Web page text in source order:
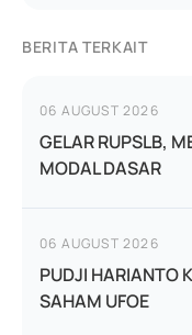
BERITA TERKAIT
06 AUGUST 2026
GELAR RUPSLB,
MODAL DASAR
06 AUGUST 2026
PUDJI HARIANTO
SAHAM UFOE